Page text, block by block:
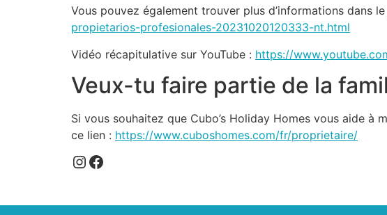
Vous pouvez également trouver plus d’informations dans
propietarios-profesionales-20231020120333-nt.html
Vidéo récapitulative sur YouTube : https://
Veux-tu faire partie de la
Si vous souhaitez que Cubo’s Holiday Homes vous aide
ce lien : https://www.cuboshomes.com/fr/proprietaire/